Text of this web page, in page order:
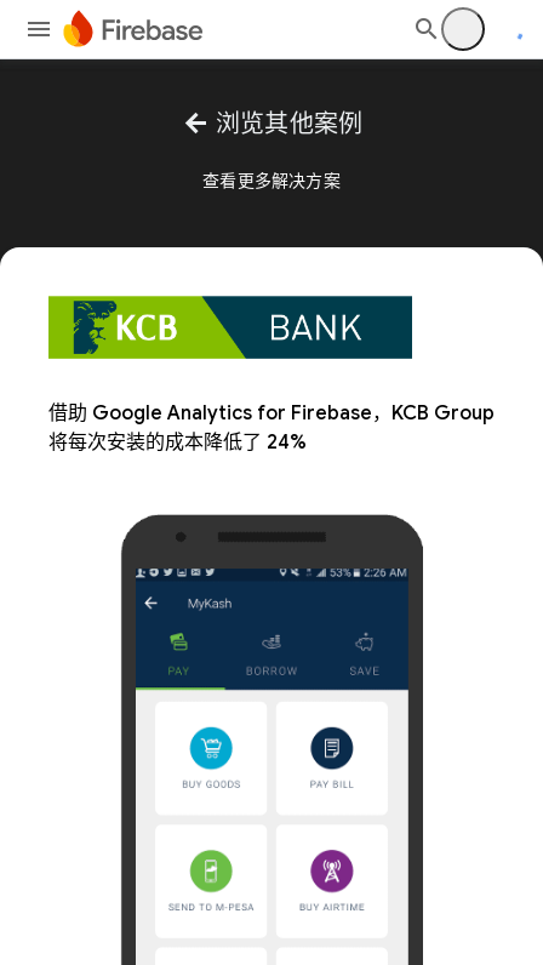
arrow_back 浏览其他案例
查看更多解决方案
借助 Google Analytics for Firebase，KCB Group
将每次安装的成本降低了 24%